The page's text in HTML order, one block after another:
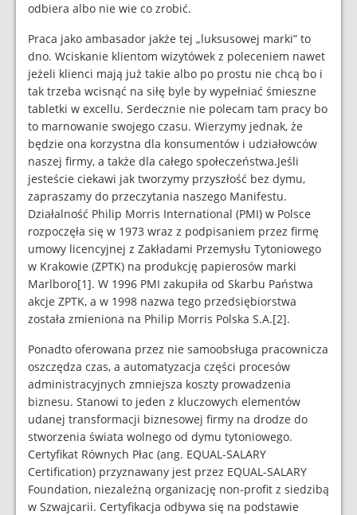
odbiera albo nie wie co zrobić.
Praca jako ambasador jakże tej „luksusowej marki” to
dno. Wciskanie klientom wizytówek z poleceniem nawet
jeżeli klienci mają już takie albo po prostu nie chcą bo i
tak trzeba wcisnąć na siłę byle by wypełniać śmieszne
tabletki w excellu. Serdecznie nie polecam tam pracy bo
to marnowanie swojego czasu. Wierzymy jednak, że
będzie ona korzystna dla konsumentów i udziałowców
naszej firmy, a także dla całego społeczeństwa.Jeśli
jesteście ciekawi jak tworzymy przyszłość bez dymu,
zapraszamy do przeczytania naszego Manifestu.
Działalność Philip Morris International (PMI) w Polsce
rozpoczęła się w 1973 wraz z podpisaniem przez firmę
umowy licencyjnej z Zakładami Przemysłu Tytoniowego
w Krakowie (ZPTK) na produkcję papierosów marki
Marlboro[1]. W 1996 PMI zakupiła od Skarbu Państwa
akcje ZPTK, a w 1998 nazwa tego przedsiębiorstwa
została zmieniona na Philip Morris Polska S.A.[2].
Ponadto oferowana przez nie samoobsługa pracownicza
oszczędza czas, a automatyzacja części procesów
administracyjnych zmniejsza koszty prowadzenia
biznesu. Stanowi to jeden z kluczowych elementów
udanej transformacji biznesowej firmy na drodze do
stworzenia świata wolnego od dymu tytoniowego.
Certyfikat Równych Płac (ang. EQUAL-SALARY
Certification) przyznawany jest przez EQUAL-SALARY
Foundation, niezależną organizację non-profit z siedzibą
w Szwajcarii. Certyfikacja odbywa się na podstawie